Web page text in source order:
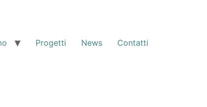
Progetti News Contatti